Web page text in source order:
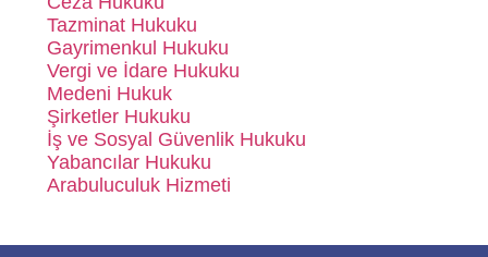
Tazminat Hukuku
Gayrimenkul Hukuku
Vergi ve İdare Hukuku
Medeni Hukuk
Şirketler Hukuku
İş ve Sosyal Güvenlik Hukuku
Yabancılar Hukuku
Arabuluculuk Hizmeti